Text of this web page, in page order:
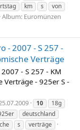
km s
von
Album: Euromünzen
- 2007 - S 257 -
Verträge
- S 257 - KM
Verträge - 925er S -
10
18g
deutschland
s verträge